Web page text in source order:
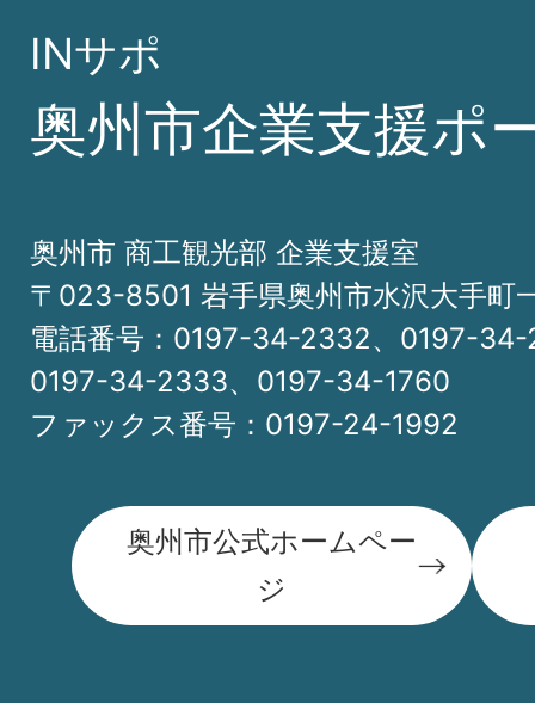
INサポ
奥州市企業支援ポ
奥州市 商工観光部 企業支援室
〒023-8501 岩手県奥州市水沢大手町
電話番号：0197-34-2332、0197-34-
0197-34-2333、0197-34-1760
ファックス番号：0197-24-1992
奥州市公式ホームペー
ジ